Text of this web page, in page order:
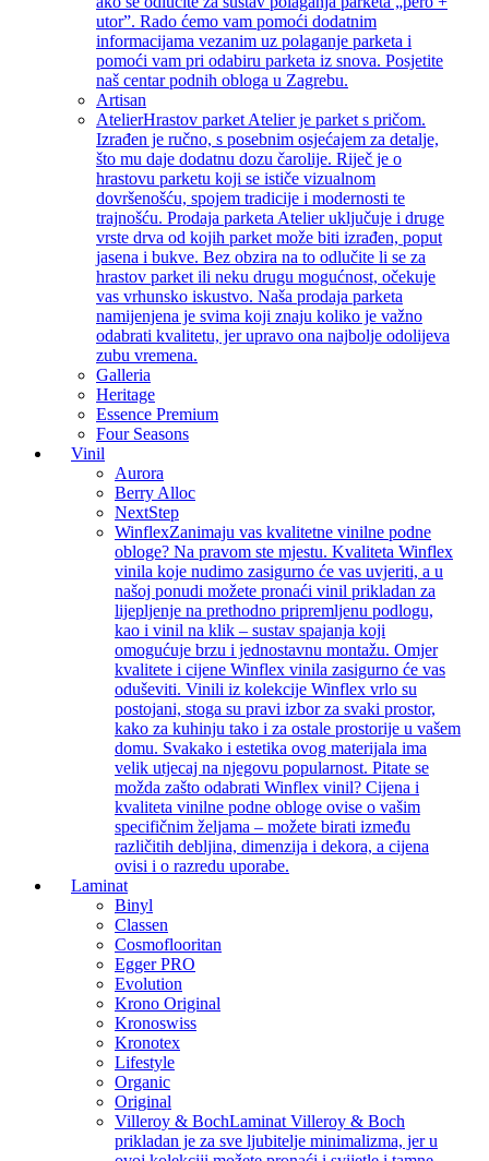
utor”. Rado ćemo vam pomoći dodatnim
informacijama vezanim uz polaganje parketa i
pomoći vam pri odabiru parketa iz snova. Posjetite
naš centar podnih obloga u Zagrebu.
Artisan
AtelierHrastov parket Atelier je parket s pričom.
Izrađen je ručno, s posebnim osjećajem za detalje,
što mu daje dodatnu dozu čarolije. Riječ je o
hrastovu parketu koji se ističe vizualnom
dovršenošću, spojem tradicije i modernosti te
trajnošću. Prodaja parketa Atelier uključuje i druge
vrste drva od kojih parket može biti izrađen, poput
jasena i bukve. Bez obzira na to odlučite li se za
hrastov parket ili neku drugu mogućnost, očekuje
vas vrhunsko iskustvo. Naša prodaja parketa
namijenjena je svima koji znaju koliko je važno
odabrati kvalitetu, jer upravo ona najbolje odolijeva
zubu vremena.
Galleria
Heritage
Essence Premium
Four Seasons
Vinil
Aurora
Berry Alloc
NextStep
WinflexZanimaju vas kvalitetne vinilne podne
obloge? Na pravom ste mjestu. Kvaliteta Winflex
vinila koje nudimo zasigurno će vas uvjeriti, a u
našoj ponudi možete pronaći vinil prikladan za
lijepljenje na prethodno pripremljenu podlogu,
kao i vinil na klik – sustav spajanja koji
omogućuje brzu i jednostavnu montažu. Omjer
kvalitete i cijene Winflex vinila zasigurno će vas
oduševiti. Vinili iz kolekcije Winflex vrlo su
postojani, stoga su pravi izbor za svaki prostor,
kako za kuhinju tako i za ostale prostorije u vašem
domu. Svakako i estetika ovog materijala ima
velik utjecaj na njegovu popularnost. Pitate se
možda zašto odabrati Winflex vinil? Cijena i
kvaliteta vinilne podne obloge ovise o vašim
specifičnim željama – možete birati između
različitih debljina, dimenzija i dekora, a cijena
ovisi i o razredu uporabe.
Laminat
Binyl
Classen
Cosmoflooritan
Egger PRO
Evolution
Krono Original
Kronoswiss
Kronotex
Lifestyle
Organic
Original
Villeroy & BochLaminat Villeroy & Boch
prikladan je za sve ljubitelje minimalizma, jer u